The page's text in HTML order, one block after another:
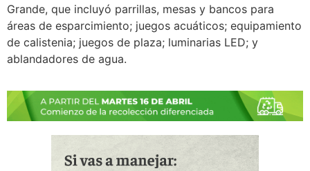
Grande, que incluyó parrillas, mesas y bancos para
áreas de esparcimiento; juegos acuáticos; equipamiento
de calistenia; juegos de plaza; luminarias LED; y
ablandadores de agua.